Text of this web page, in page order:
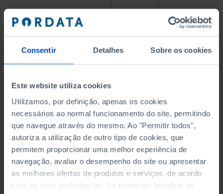
Consentir Detalhes Sobre os cookies
Este website utiliza cookies
Utilizamos, por definição, apenas os cookies
necessários ao normal funcionamento do site, permitindo
que navegue através do mesmo. Ao "Permitir todos",
autoriza a utilização de outro tipo de cookies, que
permitem proporcionar uma melhor experiência de
navegação, avaliar o desempenho do site ou apresentar
as melhores ofertas de produtos e serviços, de acordo
com as suas preferências. Se pretender escolher os
POPULATION, AGED 25-34,
NATIONAL MINIMUM WAGE
(€)
EXPENDITURE IN R&D AS %
OF GDP
SAVINGS RATE OF
HOUSEHOLDS
4.8